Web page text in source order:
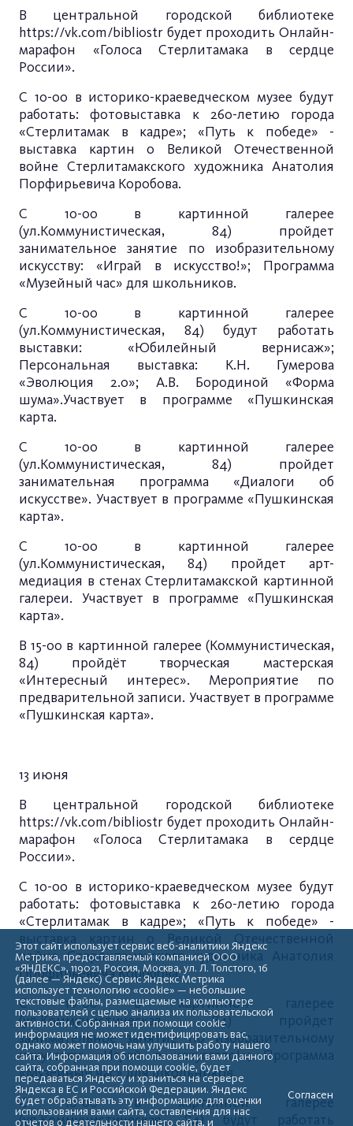
В центральной городской библиотеке
https://vk.com/bibliostr будет проходить Онлайн-
марафон «Голоса Стерлитамака в сердце
России».
С 10-00 в историко-краеведческом музее будут
работать: фотовыставка к 260-летию города
«Стерлитамак в кадре»; «Путь к победе» -
выставка картин о Великой Отечественной
войне Стерлитамакского художника Анатолия
Порфирьевича Коробова.
С 10-00 в картинной галерее
(ул.Коммунистическая, 84) пройдет
занимательное занятие по изобразительному
искусству: «Играй в искусство!»; Программа
«Музейный час» для школьников.
С 10-00 в картинной галерее
(ул.Коммунистическая, 84) будут работать
выставки: «Юбилейный вернисаж»;
Персональная выставка: К.Н. Гумерова
«Эволюция 2.0»; А.В. Бородиной «Форма
шума».Участвует в программе «Пушкинская
карта.
С 10-00 в картинной галерее
(ул.Коммунистическая, 84) пройдет
занимательная программа «Диалоги об
искусстве». Участвует в программе «Пушкинская
карта».
С 10-00 в картинной галерее
(ул.Коммунистическая, 84) пройдет арт-
медиация в стенах Стерлитамакской картинной
галереи. Участвует в программе «Пушкинская
карта».
В 15-00 в картинной галерее (Коммунистическая,
84) пройдёт творческая мастерская
«Интересный интерес». Мероприятие по
предварительной записи. Участвует в программе
«Пушкинская карта».
13 июня
В центральной городской библиотеке
https://vk.com/bibliostr будет проходить Онлайн-
марафон «Голоса Стерлитамака в сердце
России».
С 10-00 в историко-краеведческом музее будут
работать: фотовыставка к 260-летию города
«Стерлитамак в кадре»; «Путь к победе» -
выставка картин о Великой Отечественной
войне Стерлитамакского художника Анатолия
Порфирьевича Коробова.
С 10-00 в картинной галерее
(ул.Коммунистическая, 84) пройдет
занимательное занятие по изобразительному
искусству: «Играй в искусство!»; Программа
«Музейный час» для школьников.
С 10-00 в картинной галерее
(ул.Коммунистическая, 84) будут работать
Этот сайт использует сервис веб-аналитики Яндекс
Метрика, предоставляемый компанией ООО
«ЯНДЕКС», 119021, Россия, Москва, ул. Л. Толстого, 16
(далее — Яндекс) Сервис Яндекс Метрика
использует технологию «cookie» — небольшие
текстовые файлы, размещаемые на компьютере
пользователей с целью анализа их пользовательской
активности. Собранная при помощи cookie
информация не может идентифицировать вас,
однако может помочь нам улучшить работу нашего
сайта. Информация об использовании вами данного
сайта, собранная при помощи cookie, будет
передаваться Яндексу и храниться на сервере
Яндекса в ЕС и Российской Федерации. Яндекс
будет обрабатывать эту информацию для оценки
использования вами сайта, составления для нас
отчетов о деятельности нашего сайта, и
Согласен